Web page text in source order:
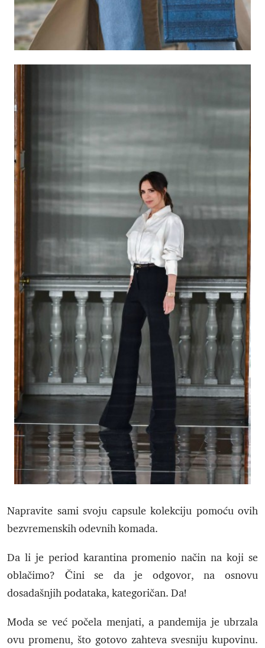
Napravite sami svoju capsule kolekciju pomoću ovih
bezvremenskih odevnih komada.
Da li je period karantina promenio način na koji se
oblačimo? Čini se da je odgovor, na osnovu
dosadašnjih podataka, kategoričan. Da!
Moda se već počela menjati, a pandemija je ubrzala
ovu promenu, što gotovo zahteva svesniju kupovinu.